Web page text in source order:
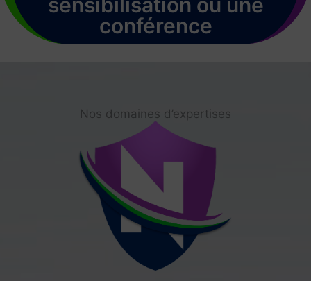
conférence
Nos domaines d’expertises